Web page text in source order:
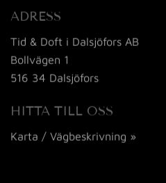
ADRESS
Tid & Doft i Dalsjöfors AB
Bollvägen 1
516 34 Dalsjöfors
HITTA TILL OSS
Karta / Vägbeskrivning »